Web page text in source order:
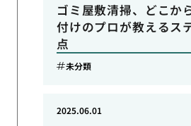
ゴミ屋敷清掃、どこか
付けのプロが教えるス
点
未分類
2025.06.01